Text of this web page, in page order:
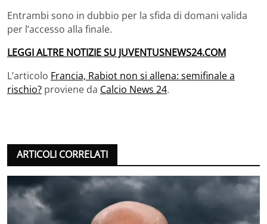
Entrambi sono in dubbio per la sfida di domani valida
per l’accesso alla finale.
LEGGI ALTRE NOTIZIE SU JUVENTUSNEWS24.COM
L’articolo Francia, Rabiot non si allena: semifinale a
rischio? proviene da Calcio News 24.
ARTICOLI CORRELATI